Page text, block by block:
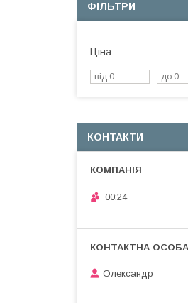
ФІЛЬТРИ
Ціна
КОНТАКТИ
00:24
Олександр